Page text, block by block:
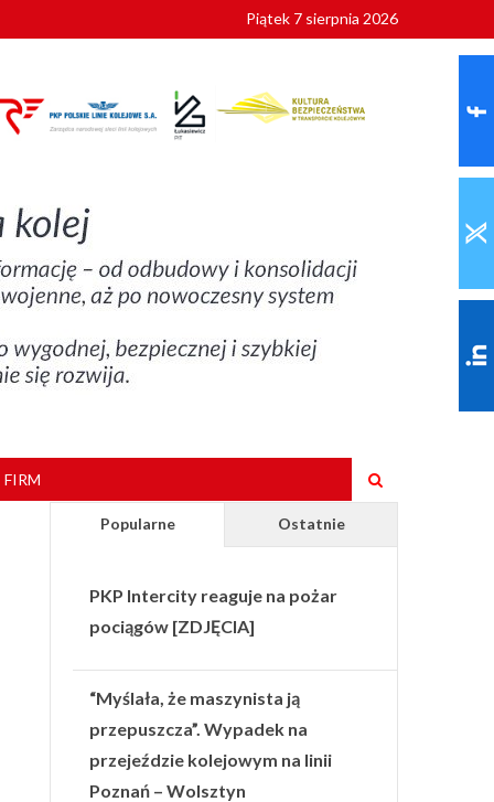
roku
Piątek 7 sierpnia 2026
Popularne Ostatnie
PKP Intercity reaguje na pożar
pociągów [ZDJĘCIA]
“Myślała, że maszynista ją
przepuszcza”. Wypadek na
przejeździe kolejowym na linii
Poznań – Wolsztyn